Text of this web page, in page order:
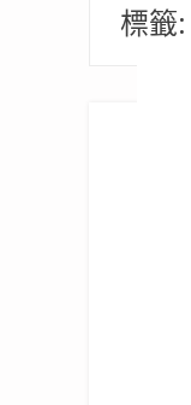
標籤: